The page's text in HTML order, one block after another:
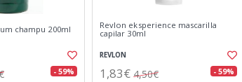
champu 200ml
- 59%
Revlon eksperience mascarilla
capilar 30ml
REVLON
1,83€ 4,50€ - 59%